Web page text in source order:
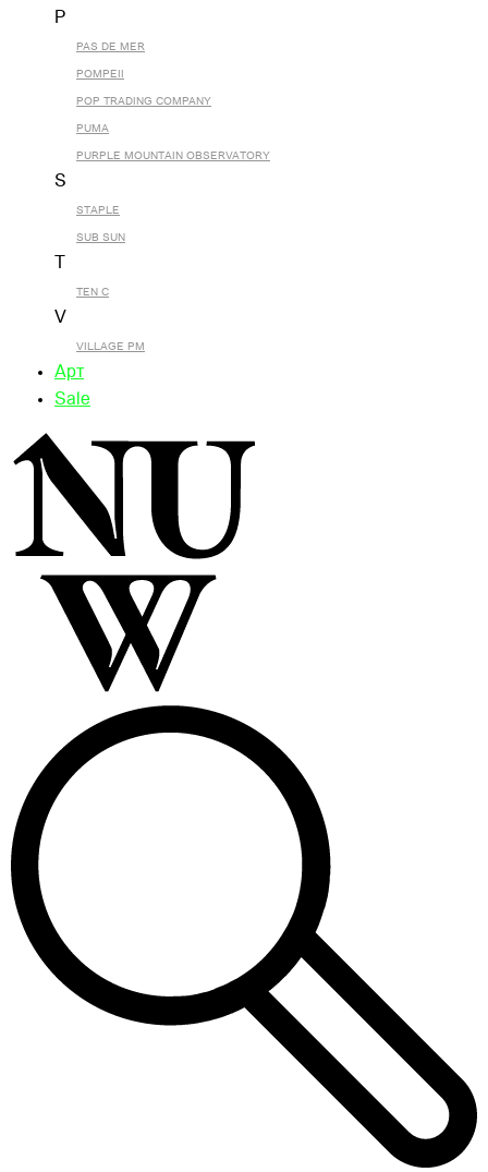
P
PAS DE MER
POMPEII
POP TRADING COMPANY
PUMA
PURPLE MOUNTAIN OBSERVATORY
S
STAPLE
SUB SUN
TEN C
V
VILLAGE PM
Арт
Sale